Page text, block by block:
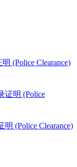
(Police Clearance)
证明 (Police
(Police Clearance)